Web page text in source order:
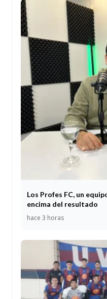
Los Profes FC, un
encima del resultado
hace 3 horas